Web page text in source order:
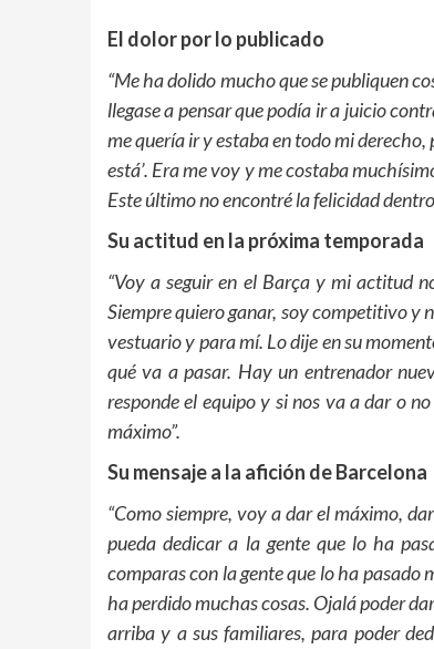
El dolor por lo publicado
“Me ha dolido mucho que se publiquen
llegase a pensar que podía ir a juicio
me quería ir y estaba en todo mi
está’. Era me voy y me costaba
Este último no encontré la felicidad
Su actitud en la próxima temporada
“Voy a seguir en el Barça y mi actitud
Siempre quiero ganar, soy competitivo y
vestuario y para mí. Lo dije en su
qué va a pasar. Hay un entrenador
responde el equipo y si nos va a dar o
máximo”.
Su mensaje a la afición de Barcelona
“Como siempre, voy a dar el máximo,
pueda dedicar a la gente que lo ha
comparas con la gente que lo ha pasado
ha perdido muchas cosas. Ojalá poder
arriba y a sus familiares, para poder